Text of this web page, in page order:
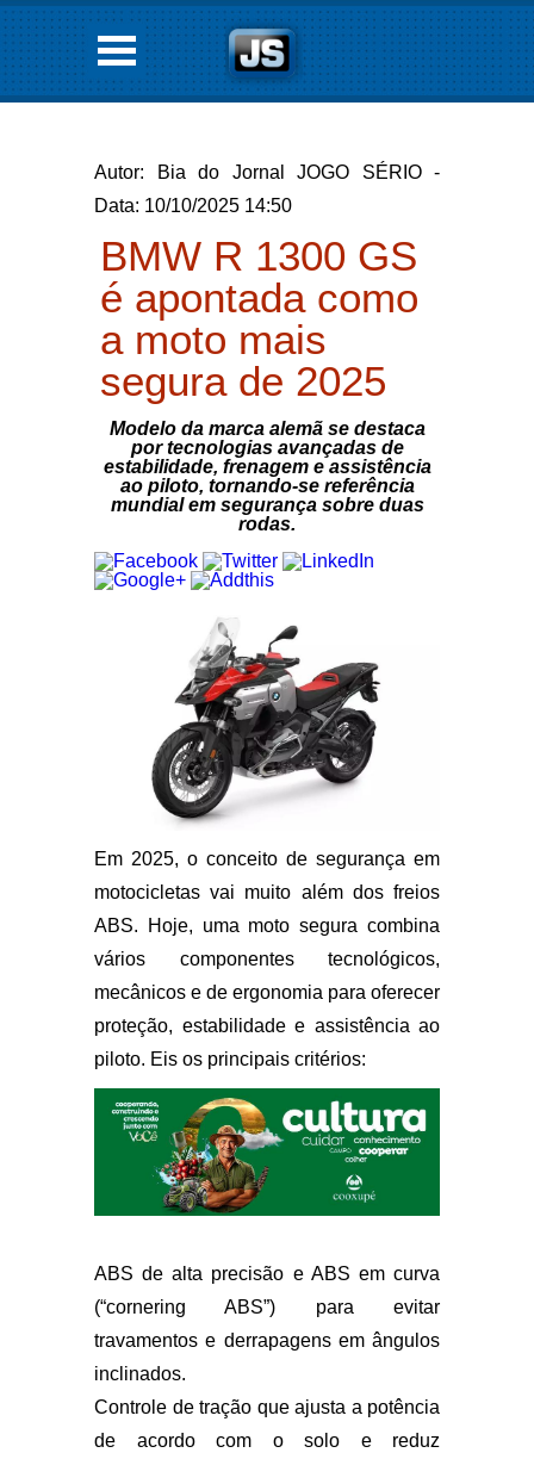
Autor: Bia do Jornal JOGO SÉRIO -
Data: 10/10/2025 14:50
BMW R 1300 GS
é apontada como
a moto mais
segura de 2025
Modelo da marca alemã se destaca
por tecnologias avançadas de
estabilidade, frenagem e assistência
ao piloto, tornando-se referência
mundial em segurança sobre duas
rodas.
Em 2025, o conceito de segurança em
motocicletas vai muito além dos freios
ABS. Hoje, uma moto segura combina
vários componentes tecnológicos,
mecânicos e de ergonomia para oferecer
proteção, estabilidade e assistência ao
piloto. Eis os principais critérios:
ABS de alta precisão e ABS em curva
(“cornering ABS”) para evitar
travamentos e derrapagens em ângulos
inclinados.
Controle de tração que ajusta a potência
de acordo com o solo e reduz